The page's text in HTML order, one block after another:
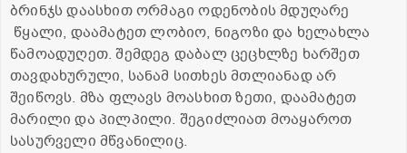
ბრინჯს დაასხით ორმაგი ოდენობის მდუღარე
წყალი, დაამატეთ ლობიო, ნიგოზი და ხელახლა
წამოადუღეთ. შემდეგ დაბალ ცეცხლზე ხარშეთ
თავდახურული, სანამ სითხეს მთლიანად არ
შეიწოვს. მზა ფლავს მოასხით ზეთი, დაამატეთ
მარილი და პილპილი. შეგიძლიათ მოაყაროთ
სასურველი მწვანილიც.